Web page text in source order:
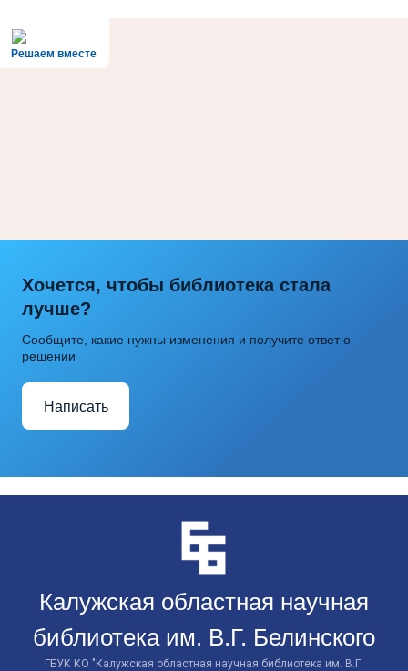
Решаем вместе
Хочется, чтобы библиотека стала
лучше?
Сообщите, какие нужны изменения и получите ответ о
решении
Написать
Калужская областная научная
библиотека им. В.Г. Белинского
ГБУК КО "Калужская областная научная библиотека им. В.Г.